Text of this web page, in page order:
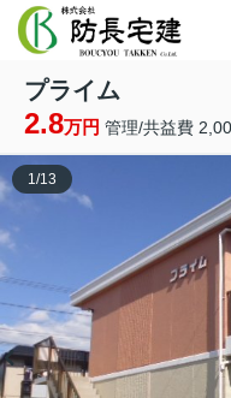
プライム
2.8万円 管理/共益費
1/13